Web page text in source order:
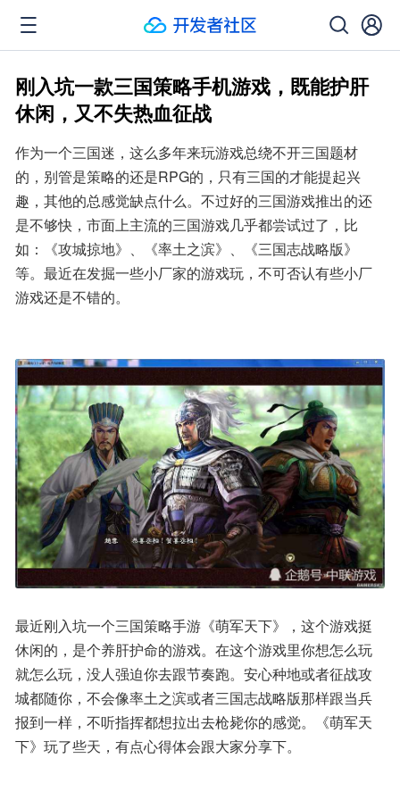
刚入坑一款三国策略手机游戏，既能护肝
休闲，又不失热血征战
作为一个三国迷，这么多年来玩游戏总绕不开三国题材
的，别管是策略的还是RPG的，只有三国的才能提起兴
趣，其他的总感觉缺点什么。不过好的三国游戏推出的还
是不够快，市面上主流的三国游戏几乎都尝试过了，比
如：《攻城掠地》、《率土之滨》、《三国志战略版》
等。最近在发掘一些小厂家的游戏玩，不可否认有些小厂
游戏还是不错的。
最近刚入坑一个三国策略手游《萌军天下》，这个游戏挺
休闲的，是个养肝护命的游戏。在这个游戏里你想怎么玩
就怎么玩，没人强迫你去跟节奏跑。安心种地或者征战攻
城都随你，不会像率土之滨或者三国志战略版那样跟当兵
报到一样，不听指挥都想拉出去枪毙你的感觉。《萌军天
下》玩了些天，有点心得体会跟大家分享下。